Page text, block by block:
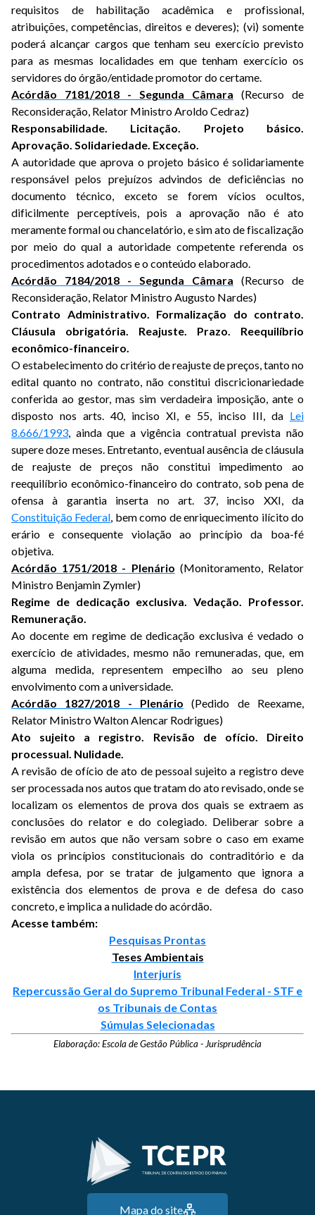
requisitos de habilitação acadêmica e profissional,
atribuições, competências, direitos e deveres); (vi) somente
poderá alcançar cargos que tenham seu exercício previsto
para as mesmas localidades em que tenham exercício os
servidores do órgão/entidade promotor do certame.
Acórdão 7181/2018 - Segunda Câmara (Recurso de
Reconsideração, Relator Ministro Aroldo Cedraz)
Responsabilidade. Licitação. Projeto básico.
Aprovação. Solidariedade. Exceção.
A autoridade que aprova o projeto básico é solidariamente
responsável pelos prejuízos advindos de deficiências no
documento técnico, exceto se forem vícios ocultos,
dificilmente perceptíveis, pois a aprovação não é ato
meramente formal ou chancelatório, e sim ato de fiscalização
por meio do qual a autoridade competente referenda os
procedimentos adotados e o conteúdo elaborado.
Acórdão 7184/2018 - Segunda Câmara (Recurso de
Reconsideração, Relator Ministro Augusto Nardes)
Contrato Administrativo. Formalização do contrato.
Cláusula obrigatória. Reajuste. Prazo. Reequilíbrio
econômico-financeiro.
O estabelecimento do critério de reajuste de preços, tanto no
edital quanto no contrato, não constitui discricionariedade
conferida ao gestor, mas sim verdadeira imposição, ante o
disposto nos arts. 40, inciso XI, e 55, inciso III, da Lei
8.666/1993, ainda que a vigência contratual prevista não
supere doze meses. Entretanto, eventual ausência de cláusula
de reajuste de preços não constitui impedimento ao
reequilíbrio econômico-financeiro do contrato, sob pena de
ofensa à garantia inserta no art. 37, inciso XXI, da
Constituição Federal, bem como de enriquecimento ilícito do
erário e consequente violação ao princípio da boa-fé
objetiva.
Acórdão 1751/2018 - Plenário (Monitoramento, Relator
Ministro Benjamin Zymler)
Regime de dedicação exclusiva. Vedação. Professor.
Remuneração.
Ao docente em regime de dedicação exclusiva é vedado o
exercício de atividades, mesmo não remuneradas, que, em
alguma medida, representem empecilho ao seu pleno
envolvimento com a universidade.
Acórdão 1827/2018 - Plenário (Pedido de Reexame,
Relator Ministro Walton Alencar Rodrigues)
Ato sujeito a registro. Revisão de ofício. Direito
processual. Nulidade.
A revisão de ofício de ato de pessoal sujeito a registro deve
ser processada nos autos que tratam do ato revisado, onde se
localizam os elementos de prova dos quais se extraem as
conclusões do relator e do colegiado. Deliberar sobre a
revisão em autos que não versam sobre o caso em exame
viola os princípios constitucionais do contraditório e da
ampla defesa, por se tratar de julgamento que ignora a
existência dos elementos de prova e de defesa do caso
concreto, e implica a nulidade do acórdão.
Acesse também:
Pesquisas Prontas
Teses Ambientais
Interjuris
Repercussão Geral do Supremo Tribunal Federal - STF e
os Tribunais de Contas
Súmulas Selecionadas
Elaboração: Escola de Gestão Pública - Jurisprudência
Mapa do site